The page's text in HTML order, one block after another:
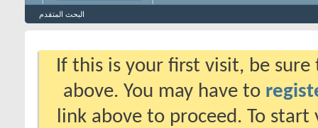
البحث المتقدم
If this is your first visit, be
above. You may have to
link above to proceed. To